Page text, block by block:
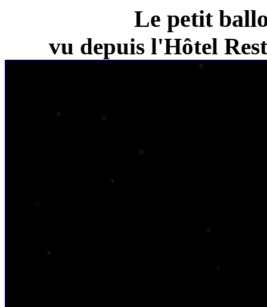
Le petit
vu depuis l'Hôtel